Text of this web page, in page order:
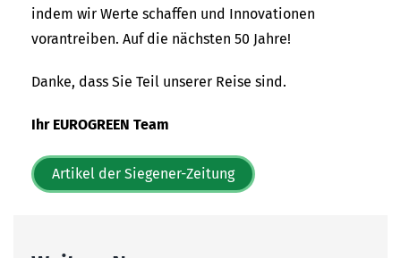
indem wir Werte schaffen und Innovationen
vorantreiben. Auf die nächsten 50 Jahre!
Danke, dass Sie Teil unserer Reise sind.
Ihr EUROGREEN Team
Artikel der Siegener-Zeitung